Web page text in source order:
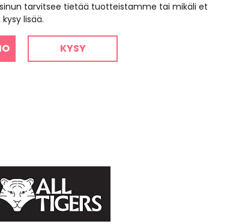
tarvitsee tietää tuotteistamme tai mikäli et
lisää.
KYSY